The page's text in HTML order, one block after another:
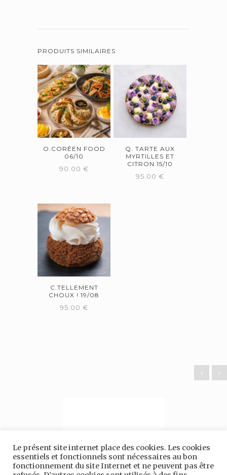
PRODUITS SIMILAIRES
O.CORÉEN FOOD
06/10
90.00 €
Q. TARTE AUX
MYRTILLES ET
CITRON 15/10
95.00 €
C.TELLEMENT
CHOUX ! 19/08
95.00 €
Le présent site internet place des cookies. Les cookies
essentiels et fonctionnels sont nécessaires au bon
fonctionnement du site Internet et ne peuvent pas être